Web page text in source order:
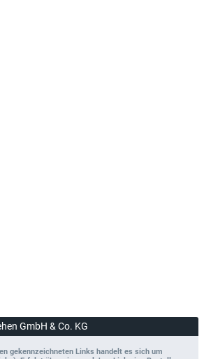
GmbH & Co. KG
gekennzeichneten Links handelt es sich um